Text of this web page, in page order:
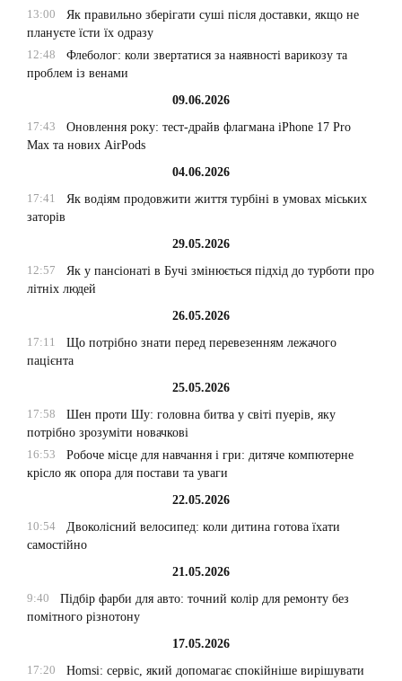
13:00
Як правильно зберігати суші після доставки, якщо не
плануєте їсти їх одразу
12:48
Флеболог: коли звертатися за наявності варикозу та
проблем із венами
09.06.2026
17:43
Оновлення року: тест-драйв флагмана iPhone 17 Pro
Max та нових AirPods
04.06.2026
17:41
Як водіям продовжити життя турбіні в умовах міських
заторів
29.05.2026
12:57
Як у пансіонаті в Бучі змінюється підхід до турботи про
літніх людей
26.05.2026
17:11
Що потрібно знати перед перевезенням лежачого
пацієнта
25.05.2026
17:58
Шен проти Шу: головна битва у світі пуерів, яку
потрібно зрозуміти новачкові
16:53
Робоче місце для навчання і гри: дитяче компютерне
крісло як опора для постави та уваги
22.05.2026
10:54
Двоколісний велосипед: коли дитина готова їхати
самостійно
21.05.2026
9:40
Підбір фарби для авто: точний колір для ремонту без
помітного різнотону
17.05.2026
17:20
Homsi: сервіс, який допомагає спокійніше вирішувати